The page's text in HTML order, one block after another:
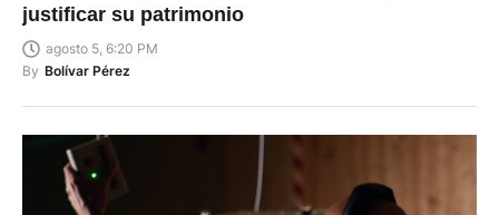
justificar su patrimonio
agosto 5, 6:20 PM
By Bolívar Pérez